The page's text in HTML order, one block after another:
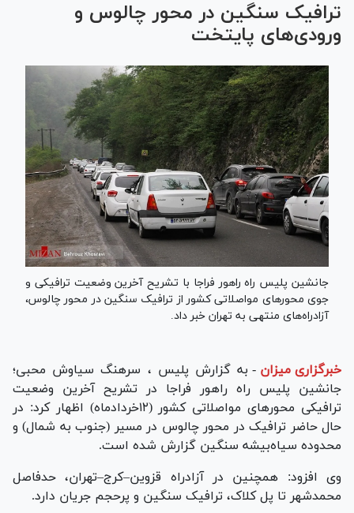
ترافیک سنگین در محور چالوس و
ورودی‌های پایتخت
جانشین پلیس راه راهور فراجا با تشریح آخرین وضعیت ترافیکی و
جوی محور‌های مواصلاتی کشور از ترافیک سنگین در محور چالوس،
آزادراه‌های منتهی به تهران خبر داد.
خبرگزاری میزان - به گزارش پلیس ، سرهنگ سیاوش محبی؛
جانشین پلیس راه راهور فراجا در تشریح آخرین وضعیت
ترافیکی محور‌های مواصلاتی کشور (۱۲خردادماه) اظهار کرد: در
حال حاضر ترافیک در محور چالوس در مسیر (جنوب به شمال) و
محدوده سیاه‌بیشه سنگین گزارش شده است.
وی افزود: همچنین در آزادراه قزوین–کرج–تهران، حدفاصل
محمدشهر تا پل کلاک، ترافیک سنگین و پرحجم جریان دارد.